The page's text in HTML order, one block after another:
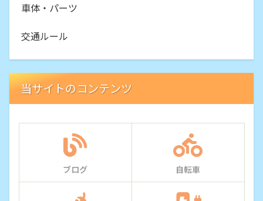
車体・パーツ
交通ルール
当サイトのコンテンツ
ブログ 自転車